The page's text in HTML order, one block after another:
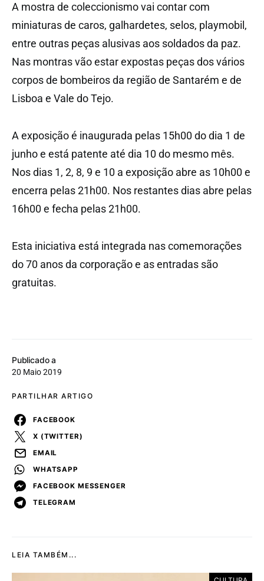
Publicado a
20 Maio 2019
PARTILHAR ARTIGO
FACEBOOK
X (TWITTER)
EMAIL
WHATSAPP
FACEBOOK MESSENGER
TELEGRAM
A mostra de coleccionismo vai contar com
miniaturas de caros, galhardetes, selos, playmobil,
entre outras peças alusivas aos soldados da paz.
Nas montras vão estar expostas peças dos vários
corpos de bombeiros da região de Santarém e de
Lisboa e Vale do Tejo.
A exposição é inaugurada pelas 15h00 do dia 1 de
junho e está patente até dia 10 do mesmo mês.
Nos dias 1, 2, 8, 9 e 10 a exposição abre as 10h00 e
encerra pelas 21h00. Nos restantes dias abre pelas
16h00 e fecha pelas 21h00.
Esta iniciativa está integrada nas comemorações
do 70 anos da corporação e as entradas são
gratuitas.
LEIA TAMBÉM...